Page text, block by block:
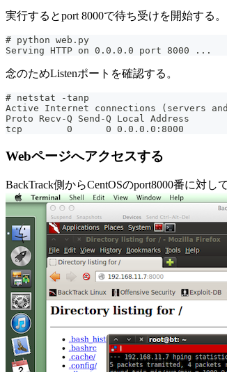
実行するとport 8000で待ち受けを開始する。
# python web.py
Serving HTTP on 0.0.0.0 port 8000 ...
念のためListenポートを確認する。
# netstat -tanp
Active Internet connections (servers
Proto Recv-Q Send-Q Local Address
tcp        0      0 0.0.0.0:8000
Webページへアクセスする
BackTrack側からCentOSのport8000番に対